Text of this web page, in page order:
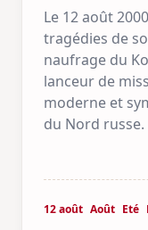
Le 12 août
tragédies de
naufrage du
lanceur de
moderne et
du Nord russe.
12 août Août Eté